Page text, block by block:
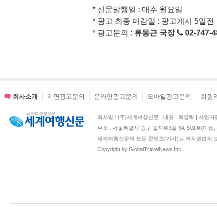
* 신문발행일 : 매주 월요일
* 광고 최종 마감일 : 광고게시 5일전
* 광고문의 : 류동근 국장 02-747-
회사소개 지면광고문의 온라인광고문의 모바일광고문의 회원
회사명 : (주)세계여행신문 | 대표 : 최강락 | 사업
주소 : 서울특별시 중구 을지로3길 34, 501호(다
세계여행신문의 모든 콘텐츠(기사)는 저작권법의
Copyright by GlobalTravelNews.Inc.